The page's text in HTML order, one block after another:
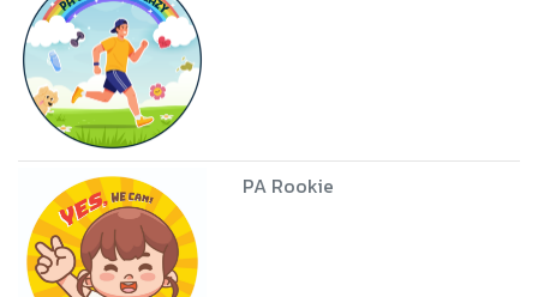
PA Rookie